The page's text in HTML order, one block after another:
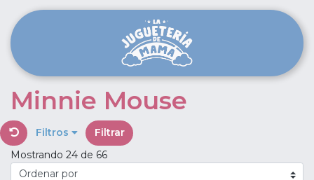
Minnie Mouse
Filtros
Filtrar
Mostrando 24 de 66